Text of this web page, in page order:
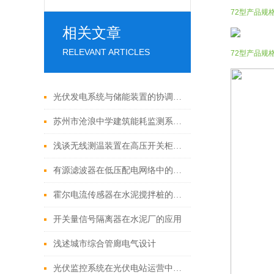
相关文章
RELEVANT ARTICLES
光伏发电系统与储能装置的协调运行分析
苏州市沧浪中学建筑能耗监测系统的应用
浅谈无线测温装置在高压开关柜上的应用及选型
有源滤波器在低压配电网络中的应用
霍尔电流传感器在水泥搅拌桩的应用
开关量信号隔离器在水泥厂的应用
浅述城市综合管廊电气设计
光伏监控系统在光伏电站运营中的作用及发展
72型产品规
72型产品规